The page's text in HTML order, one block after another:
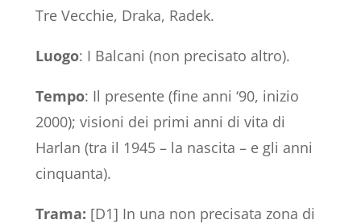
Tre Vecchie, Draka, Radek.
Luogo: I Balcani (non precisato altro).
Tempo: Il presente (fine anni ‘90, inizio
2000); visioni dei primi anni di vita di
Harlan (tra il 1945 – la nascita – e gli anni
cinquanta).
Trama: [D1] In una non precisata zona di